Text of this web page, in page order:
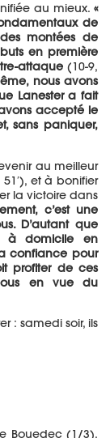
au mieux. «
de
montées de
en première
attaque(10-9,
nous avons
Lanester a fait
accepté le
sans paniquer,
au meilleur
et à bonifier
la victoire dans
c’est une
D’autant que
à domicile en
confiance pour
profiter de ces
en vue du
: samedi soir, ils
Bouedec (1/3),